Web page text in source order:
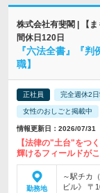
株式会社有斐閣 | 【
間休日120日
『六法全書』『
職】
正社員 完全週休2日
女性のおしごと掲載中
情報更新日：2026/07/
【法律の"土台"をつ
輝けるフィールドがこ
勤務地
～駅チカ
ビル》 〒